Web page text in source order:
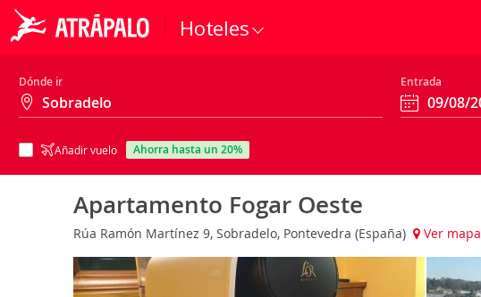
Hoteles
Dónde ir Entrada
Añadir vuelo ahorra hasta un 20%
Apartamento Fogar Oeste
Rúa Ramón Martínez 9, Sobradelo, Pontevedra (España) Ver mapa